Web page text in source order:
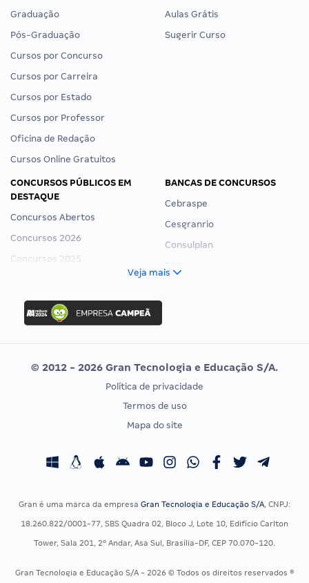
Graduação
Pós-Graduação
Cursos por Concurso
Cursos por Carreira
Cursos por Estado
Cursos por Professor
Oficina de Redação
Cursos Online Gratuitos
Aulas Grátis
Sugerir Curso
CONCURSOS PÚBLICOS EM
DESTAQUE
Concursos Abertos
Concursos 2026
Concursos 2025
Concurso Ibama
Concurso MPU
Editais publicados
BANCAS DE CONCURSOS
Cebraspe
Cesgranrio
Consulplan
Vunesp
CONCURSOS POR PROFISSÃO
Concursos Fiscais
Concursos Saúde
Residência Multiprofissional
EXAME DE ORDEM
Calendário OAB
Veja mais
© 2012 - 2026 Gran Tecnologia e Educação S/A.
Política de privacidade
Termos de uso
Mapa do site
Gran é uma marca da empresa Gran Tecnologia e Educação S/A, CNPJ:
18.260.822/0001-77, SBS Quadra 02, Bloco J, Lote 10, Edifício Carlton
Tower, Sala 201, 2º Andar, Asa Sul, Brasília-DF, CEP 70.070-120.
Gran Tecnologia e Educação S/A - 2026 © Todos os direitos reservados ®